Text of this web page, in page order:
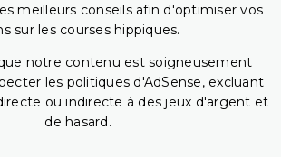
meilleurs conseils afin d'optimiser vos
sur les courses hippiques.
notre contenu est soigneusement
les politiques d'AdSense, excluant
ou indirecte à des jeux d'argent et
de hasard.